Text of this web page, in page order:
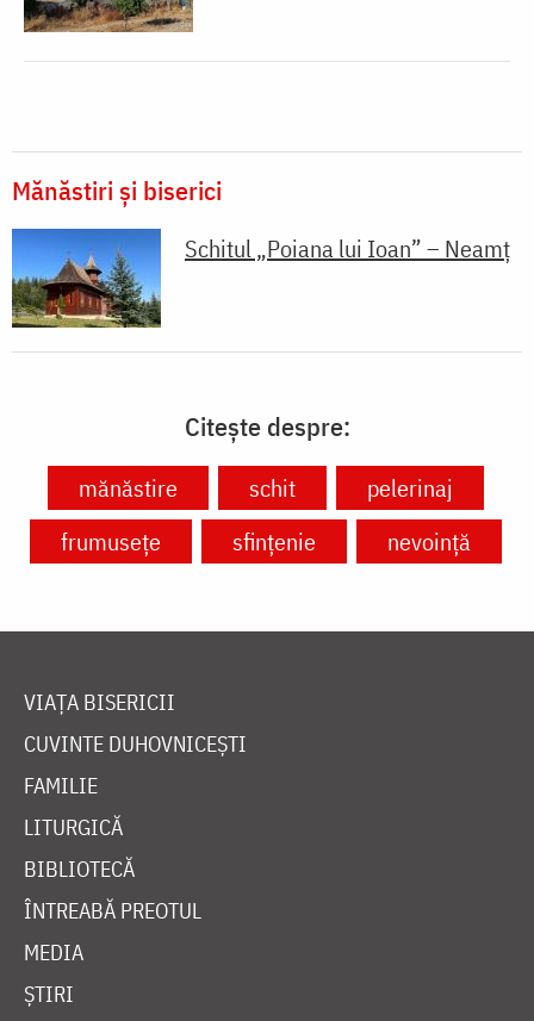
Mănăstiri și biserici
Schitul „Poiana lui Ioan” – Neamț
Citește despre:
mănăstire schit
pelerinaj
frumusețe
sfințenie nevoință
VIAȚA BISERICII
CUVINTE DUHOVNICEȘTI
FAMILIE
LITURGICĂ
BIBLIOTECĂ
ÎNTREABĂ PREOTUL
MEDIA
ȘTIRI